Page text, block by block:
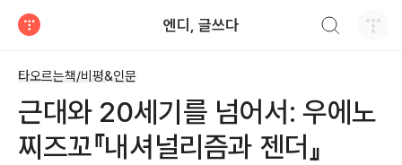
엔디, 글쓰다
타오르는책/비평&인문
근대와 20세기를 넘어서: 우에노
찌즈꼬『내셔널리즘과 젠더』